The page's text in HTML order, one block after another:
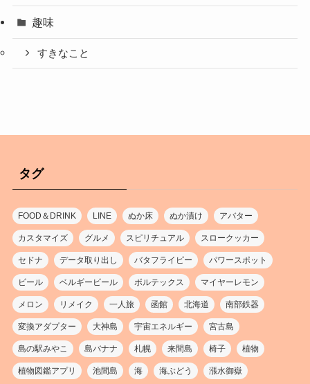
趣味
すきなこと
タグ
FOOD＆DRINK LINE ぬか床 ぬか漬け アバター
カスタマイズ グルメ スピリチュアル スロークッカー
セドナ データ取り出し バタフライピー パワースポット
ビール ベルギービール ボルテックス マイヤーレモン
メロン リメイク 一人旅 函館 北海道 南部鉄器
変換アダプター 大神島 宇宙エネルギー 宮古島
島の駅みやこ 島バナナ 札幌 来間島 椅子 植物
植物図鑑アプリ 池間島 海 海ぶどう 漲水御嶽